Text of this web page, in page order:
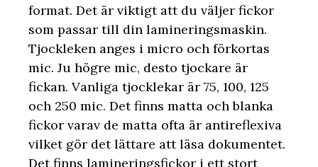
format. Det är viktigt att du väljer fickor
som passar till din lamineringsmaskin.
Tjockleken anges i micro och förkortas
mic. Ju högre mic, desto tjockare är
fickan. Vanliga tjocklekar är 75, 100, 125
och 250 mic. Det finns matta och blanka
fickor varav de matta ofta är antireflexiva
vilket gör det lättare att läsa dokumentet.
Det finns lamineringsfickor i ett stort